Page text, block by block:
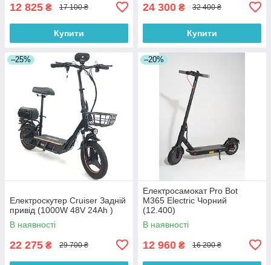
12 825 ₴ 17 100 ₴
Купити
24 300 ₴ 32 400 ₴
Купити
–25%
Електроскутер Cruiser Задній
привід (1000W 48V 24Ah )
В наявності
22 275 ₴ 29 700 ₴
–20%
Електросамокат Pro Bot
M365 Electric Чорний
(12.400)
В наявності
12 960 ₴ 16 200 ₴